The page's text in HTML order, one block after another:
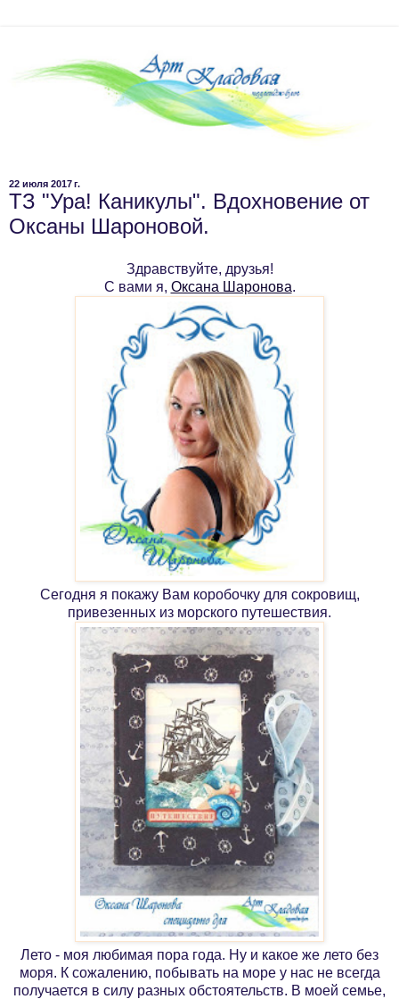
22 июля 2017 г.
ТЗ "Ура! Каникулы". Вдохновение от
Оксаны Шароновой.
Здравствуйте, друзья!
С вами я, Оксана Шаронова.
Сегодня я покажу Вам коробочку для сокровищ,
привезенных из морского путешествия.
Лето - моя любимая пора года. Ну и какое же лето без
моря. К сожалению, побывать на море у нас не всегда
получается в силу разных обстоятельств. В моей семье,